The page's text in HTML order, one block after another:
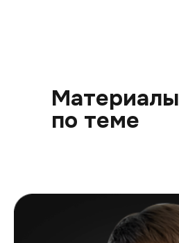
Материалы
по теме